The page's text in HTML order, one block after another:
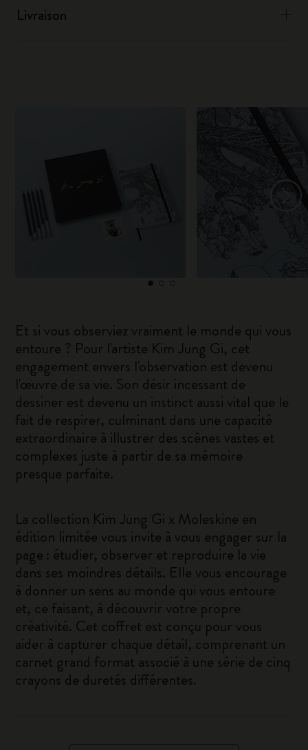
Livraison
Et si vous observiez vraiment le monde qui vous
entoure ? Pour l'artiste Kim Jung Gi, cet
engagement envers l'observation est devenu
l'œuvre de sa vie. Son désir incessant de
dessiner est devenu un instinct aussi vital que le
fait de respirer, culminant dans une capacité
extraordinaire à illustrer des scènes vastes et
complexes juste à partir de sa mémoire
presque parfaite.
La collection Kim Jung Gi x Moleskine en
édition limitée vous invite à vous engager sur la
page : étudier, observer et reproduire la vie
dans ses moindres détails. Elle vous encourage
à donner un sens au monde qui vous entoure
et, ce faisant, à découvrir votre propre
créativité. Cet coffret est conçu pour vous
aider à capturer chaque détail, comprenant un
carnet grand format associé à une série de cinq
crayons de duretés différentes.